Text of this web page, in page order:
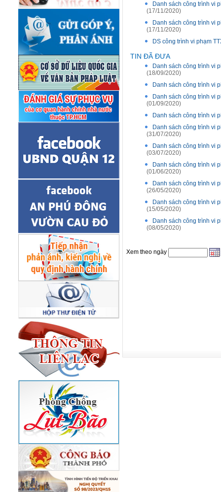
Danh sách công trình vi
(17/11/2020)
Danh sách công trình vi
(17/11/2020)
DS công trình vi phạm
TIN ĐÃ ĐƯA
Danh sách công trình vi
(18/09/2020)
Danh sách công trình vi
Danh sách công trình vi
(01/09/2020)
Danh sách công trình vi
Danh sách công trình vi
(31/07/2020)
Danh sách công trình vi
(03/07/2020)
Danh sách công trình vi
(01/06/2020)
Danh sách công trình vi
(26/05/2020)
Danh sách công trình vi
(15/05/2020)
Danh sách công trình vi
(08/05/2020)
Xem theo ngày